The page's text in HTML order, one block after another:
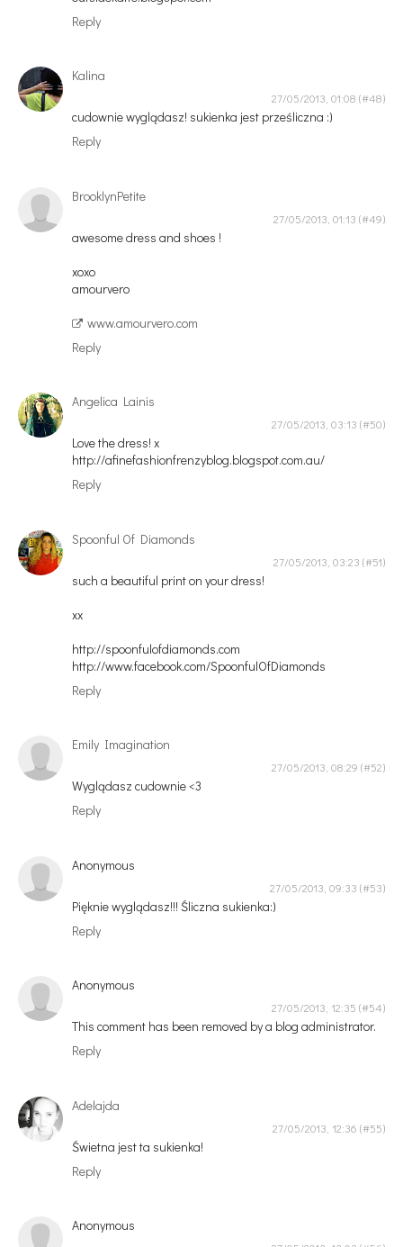
Reply
Kalina
27/05/2013, 01:08
cudownie wyglądasz! sukienka jest prześliczna :)
Reply
BrooklynPetite
27/05/2013, 01:13
awesome dress and shoes !
xoxo
amourvero
www.amourvero.com
Reply
Angelica Lainis
27/05/2013, 03:13
Love the dress! x
http://afinefashionfrenzyblog.blogspot.com.au/
Reply
Spoonful Of Diamonds
27/05/2013, 03:23
such a beautiful print on your dress!
xx
http://spoonfulofdiamonds.com
http://www.facebook.com/SpoonfulOfDiamonds
Reply
Emily Imagination
27/05/2013, 08:29
Wyglądasz cudownie <3
Reply
Anonymous
27/05/2013, 09:33
Pięknie wyglądasz!!! Śliczna sukienka:)
Reply
Anonymous
27/05/2013, 12:35
This comment has been removed by a blog administrator.
Reply
Adelajda
27/05/2013, 12:36
Świetna jest ta sukienka!
Reply
Anonymous